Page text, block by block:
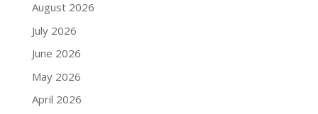
August 2026
July 2026
June 2026
May 2026
April 2026